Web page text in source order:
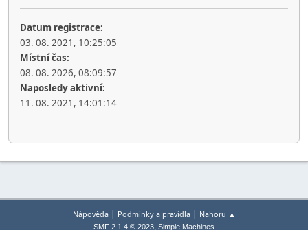
Datum registrace:
03. 08. 2021, 10:25:05
Místní čas:
08. 08. 2026, 08:09:57
Naposledy aktivní:
11. 08. 2021, 14:01:14
Nápověda| Podmínky a pravidla| Nahoru ▲
SMF 2.1.4 © 2023, Simple Machines